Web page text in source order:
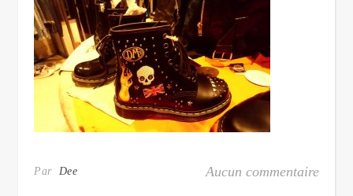
Par Dee Aucun commentaire